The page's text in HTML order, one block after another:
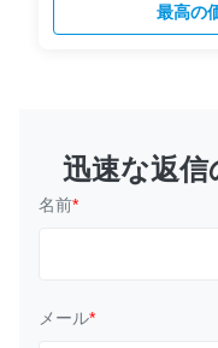
が付いているFFP2防
身に着けていることを
た金属の部品があり
するのに使用される外
金属です。構造および
最高の
迅速な返
名前*
メール*